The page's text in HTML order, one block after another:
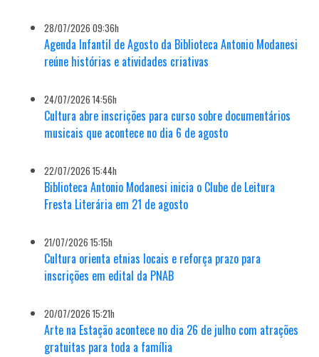
28/07/2026 09:36h
Agenda Infantil de Agosto da Biblioteca Antonio Modanesi
reúne histórias e atividades criativas
24/07/2026 14:56h
Cultura abre inscrições para curso sobre documentários
musicais que acontece no dia 6 de agosto
22/07/2026 15:44h
Biblioteca Antonio Modanesi inicia o Clube de Leitura
Fresta Literária em 21 de agosto
21/07/2026 15:15h
Cultura orienta etnias locais e reforça prazo para
inscrições em edital da PNAB
20/07/2026 15:21h
Arte na Estação acontece no dia 26 de julho com atrações
gratuitas para toda a família